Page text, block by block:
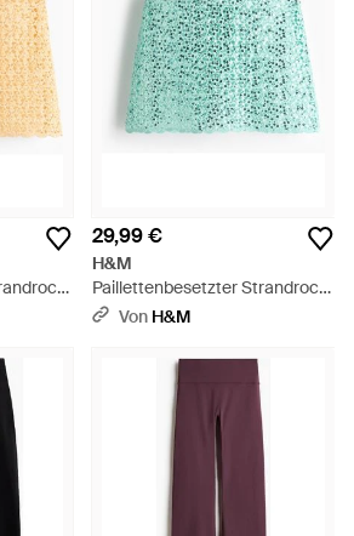
Bleistiftrock, Maxi- oder Midi-Rock
29,99 €
H&M
Paillettenbesetzter Strandrock
im Häkellook - Grün
Von H&M